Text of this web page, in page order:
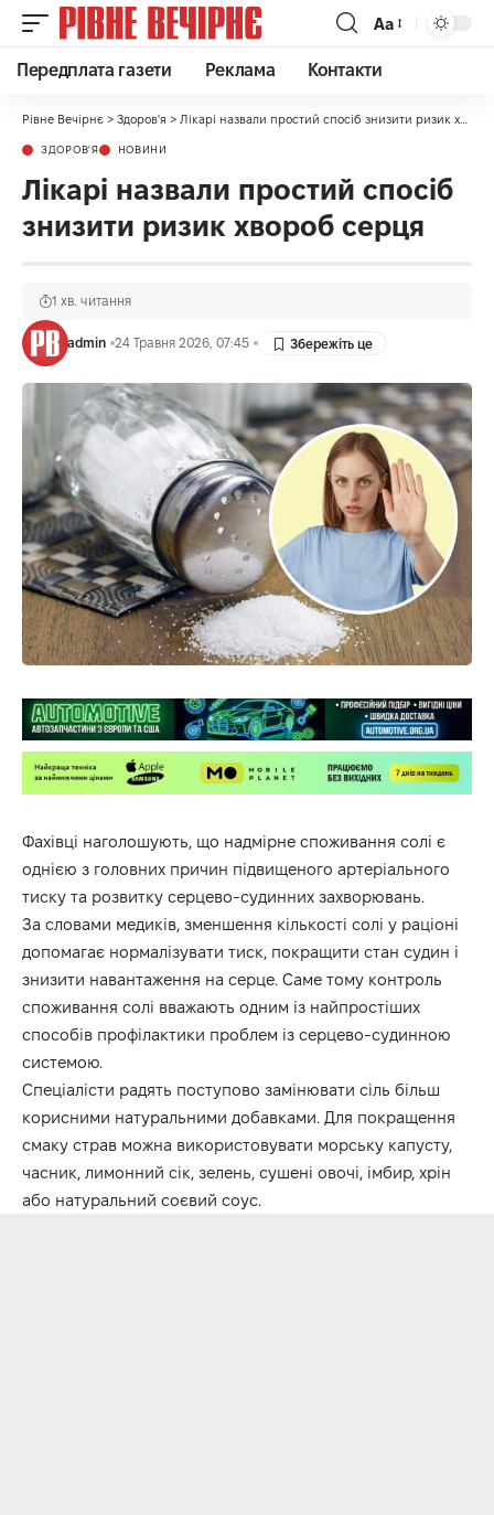
Аа
Передплата газети Реклама Контакти
Рівне Вечірнє > Здоров'я > Лікарі назвали простий спосіб знизити ризик хвороб серця
ЗДОРОВ'Я НОВИНИ
Лікарі назвали простий спосіб
знизити ризик хвороб серця
admin 24 Травня 2026, 07:45
1 хв. читання
Фахівці наголошують, що надмірне споживання солі є
однією з головних причин підвищеного артеріального
тиску та розвитку серцево-судинних захворювань.
За словами медиків, зменшення кількості солі у раціоні
допомагає нормалізувати тиск, покращити стан судин і
знизити навантаження на серце. Саме тому контроль
споживання солі вважають одним із найпростіших
способів профілактики проблем із серцево-судинною
системою.
Спеціалісти радять поступово замінювати сіль більш
корисними натуральними добавками. Для покращення
смаку страв можна використовувати морську капусту,
часник, лимонний сік, зелень, сушені овочі, імбир, хрін
або натуральний соєвий соус.